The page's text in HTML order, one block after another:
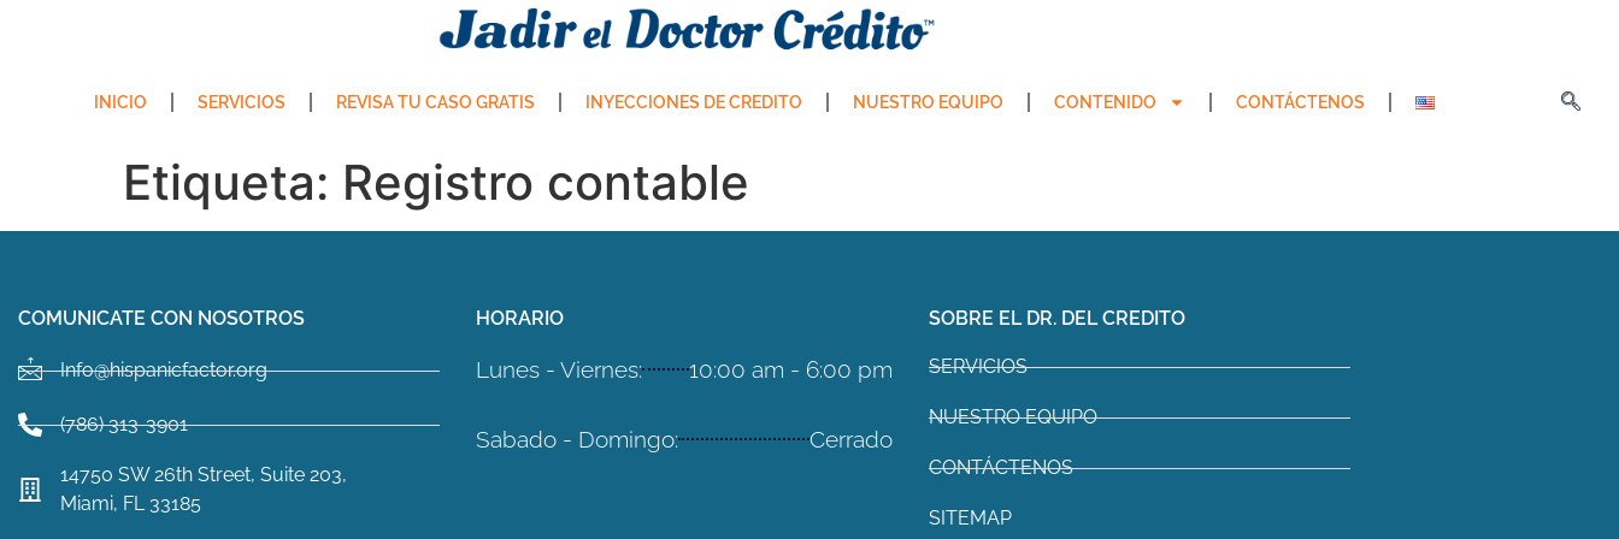
INICIO SERVICIOS REVISA TU CASO GRATIS INYECCIONES DE CREDITO NUESTRO EQUIPO CONTENIDO CONTÁCTENOS
Etiqueta: Registro contable
COMUNICATE CON NOSOTROS
Info@hispanicfactor.org
(786) 313-3901
14750 SW 26th Street, Suite 203,
Miami, FL 33185
HORARIO
Lunes - Viernes: 10:00 am - 6:00 pm
Sabado - Domingo: Cerrado
SOBRE EL DR. DEL CREDITO
SERVICIOS
NUESTRO EQUIPO
CONTÁCTENOS
SITEMAP